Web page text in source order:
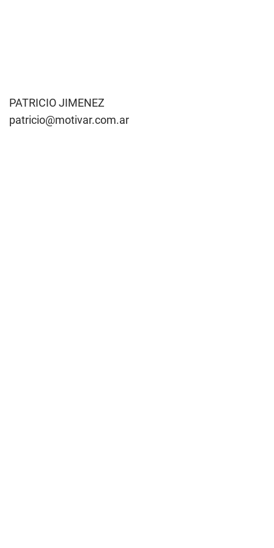
PATRICIO JIMENEZ
patricio@motivar.com.ar